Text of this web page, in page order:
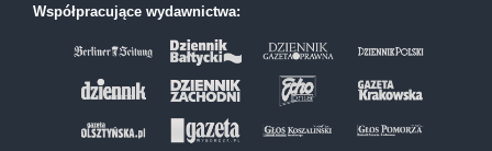
Współpracujące wydawnictwa: